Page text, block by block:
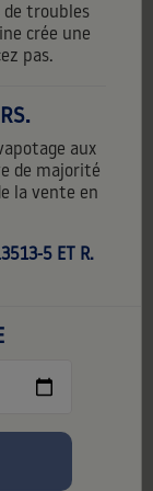
troubles
crée une
pas.
aux
de majorité
la vente en
5 ET R.